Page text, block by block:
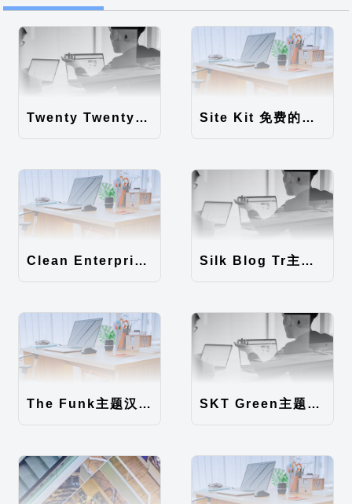
Twenty Twenty-Five 免费的WordPress内容主题 Site Kit 免费的WordPress数据统计插件
Clean Enterprise主题汉化包 Silk Blog Tr主题汉化包
The Funk主题汉化包 SKT Green主题汉化包